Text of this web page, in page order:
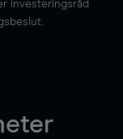
investeringsråd